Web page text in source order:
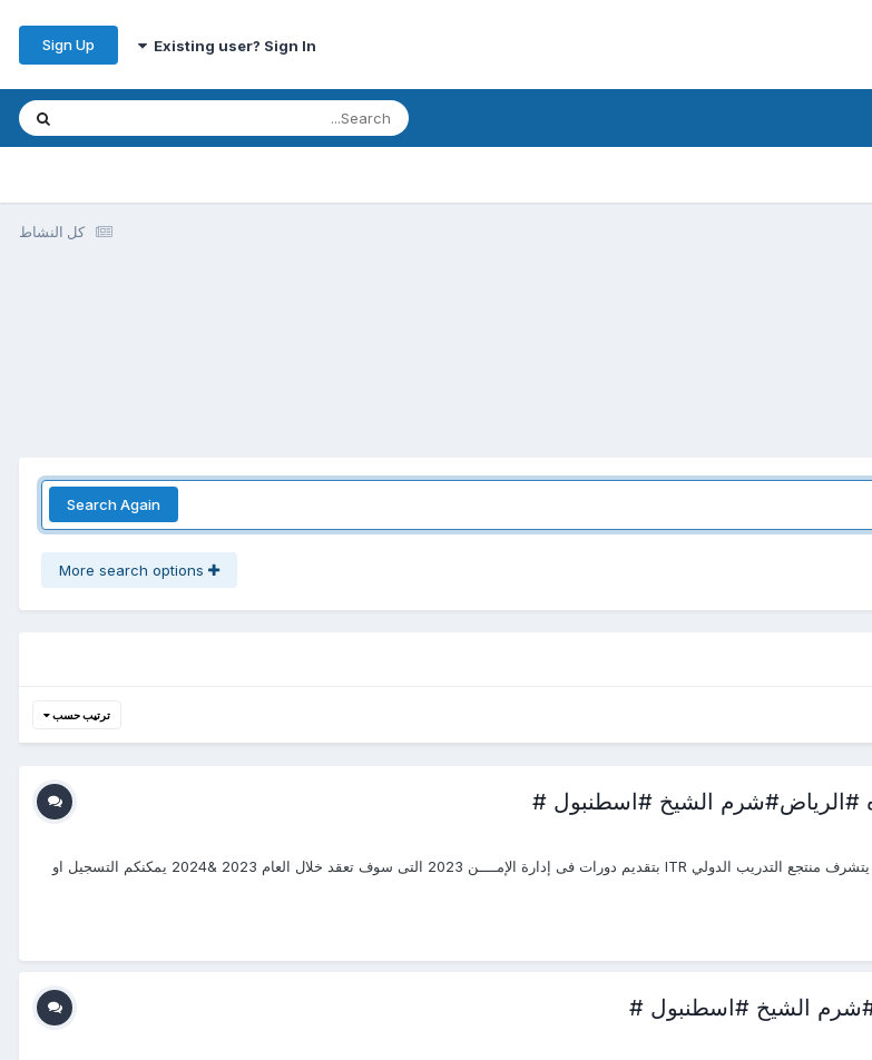
Existing user? Sign In
Sign Up
كل النشاط
Search Again
ترتيب حسب
#دورات_-20232024 #منتجع_التدريب_الدولى #ITR_Center بسم الله الرحمن الرحيم يتشرف منتجع التدريب الدولي ITR بتقديم دورات فى إدارة الإمــــن 2023 التى سوف تعقد خلال العام 2023 &2024 يمكنكم التسجيل او